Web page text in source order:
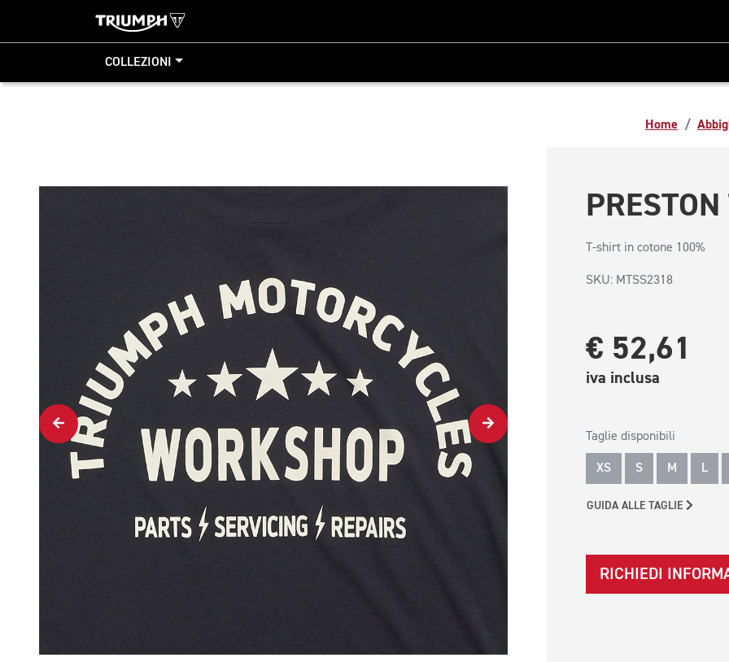
COLLEZIONI
Home
T-shirt in cotone 100%
SKU: MTSS2318
€ 52,61
iva inclusa
Taglie disponibili
XS S M L
GUIDA ALLE TAGLIE
RICHIEDI